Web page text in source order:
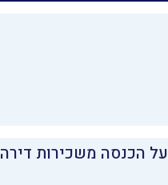
הכנסה משכירות דירה